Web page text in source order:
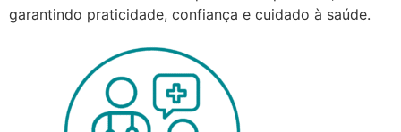
garantindo praticidade, confiança e cuidado à saúde.